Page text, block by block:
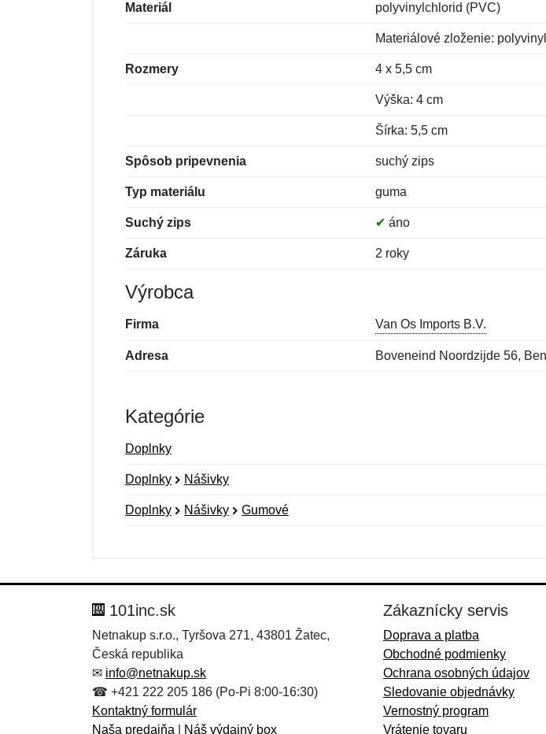
Materiál polyvinylchlorid (PVC)
Materiálové zloženie:
Rozmery 4 x 5,5 cm
Výška: 4 cm
Šírka: 5,5 cm
Spôsob pripevnenia suchý zips
Typ materiálu guma
Suchý zips ✔ áno
Záruka 2 roky
Výrobca
Firma Van Os Imports B.V.
Adresa Boveneind Noordzijde 56,
Kategórie
Doplnky
Doplnky Nášivky
Doplnky Nášivky Gumové
Správa*
Správa*
101inc.sk
Netnakup s.r.o., Tyršova 271, 43801 Žatec,
Česká republika
✉ info@netnakup.sk
☎ +421 222 205 186 (Po-Pi 8:00-16:30)
Kontaktný formulár
Naša predajňa
Náš výdajný box
Zákaznícky servis
Doprava a platba
Obchodné podmienky
Ochrana osobných údajov
Sledovanie objednávky
Vernostný program
Vrátenie tovaru